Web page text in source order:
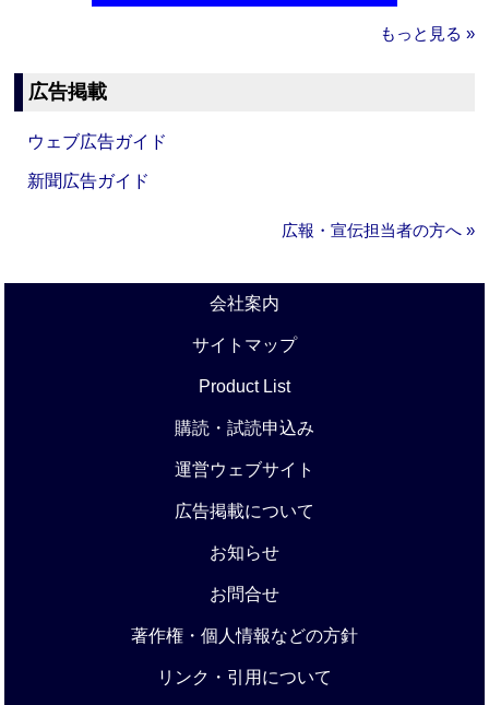
もっと見る »
広告掲載
ウェブ広告ガイド
新聞広告ガイド
広報・宣伝担当者の方へ »
会社案内
サイトマップ
Product List
購読・試読申込み
運営ウェブサイト
広告掲載について
お知らせ
お問合せ
著作権・個人情報などの方針
リンク・引用について